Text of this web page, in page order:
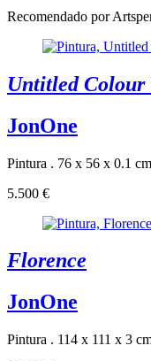
Recomendado por
Untitled Colour
JonOne
Pintura . 76 x 56 x 0.1 cm
5.500 €
Florence
JonOne
Pintura . 114 x 111 x 3